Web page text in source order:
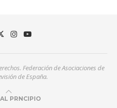
Federación de Asociaciones de
de España.
PRNCIPIO